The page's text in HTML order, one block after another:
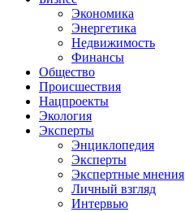
Экономика
Энергетика
Недвижимость
Финансы
Общество
Происшествия
Нацпроекты
Экология
Эксперты
Энциклопедия
Эксперты
Экспертные мнения
Личный взгляд
Интервью